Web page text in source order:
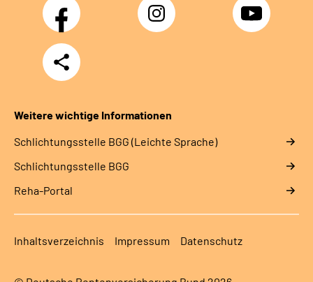
Facebook Instagram YouTube
Teilen
Weitere wichtige Informationen
Schlich­tungs­stel­le BGG (Leichte Sprache)
Schlich­tungs­stel­le BGG
Reha-Portal
Inhaltsverzeichnis Impressum Datenschutz